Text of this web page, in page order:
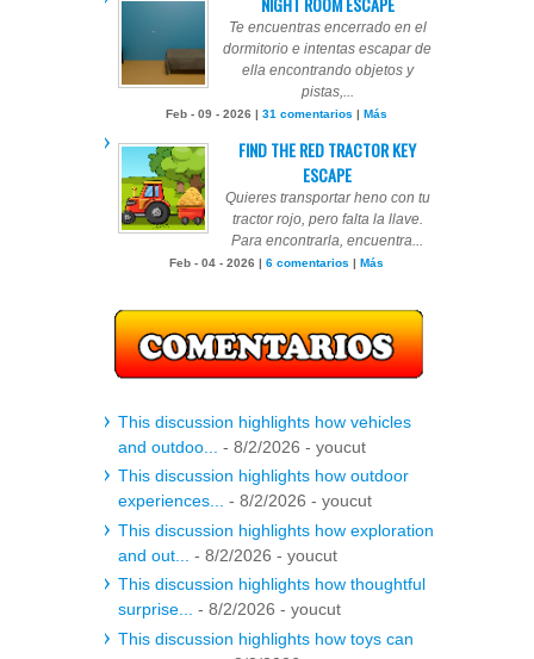
Te encuentras encerrado en el
dormitorio e intentas escapar de
ella encontrando objetos y
pistas,...
Feb - 09 - 2026 | 31 comentarios | Más
FIND THE RED TRACTOR KEY
ESCAPE
Quieres transportar heno con tu
tractor rojo, pero falta la llave.
Para encontrarla, encuentra...
Feb - 04 - 2026 | 6 comentarios | Más
This discussion highlights how vehicles
and outdoo...
- 8/2/2026 - youcut
This discussion highlights how outdoor
experiences... - 8/2/2026 - youcut
This discussion highlights how exploration
and out...
- 8/2/2026 - youcut
This discussion highlights how thoughtful
surprise... - 8/2/2026 - youcut
This discussion highlights how toys can